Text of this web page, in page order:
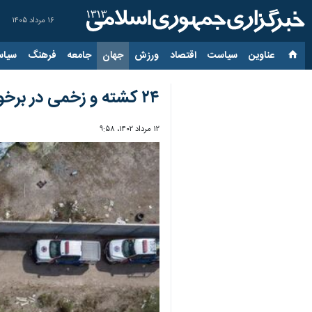
۱۶ مرداد ۱۴۰۵
عناوین‌ سیاست اقتصاد ورزش جهان جامعه فرهنگ
۲۴ کشته و زخمی در برخورد یک قطار با اتوبوس در مکزیک
۱۲ مرداد ۱۴۰۲، ۹:۵۸